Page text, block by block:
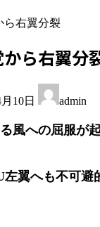
右翼分裂
ら右翼分
10日 admin
風への屈服が
翼へも不可避